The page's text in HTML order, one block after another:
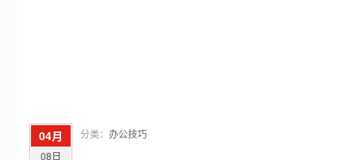
04月
08日
分类： 办公技巧